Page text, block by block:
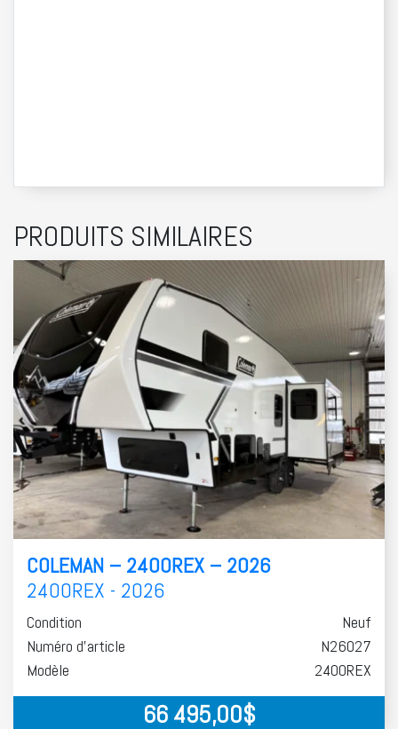
PRODUITS SIMILAIRES
COLEMAN – 2400REX – 2026
2400REX - 2026
Condition
Neuf
Numéro d'article
N26027
Modèle
2400REX
66 495,00$